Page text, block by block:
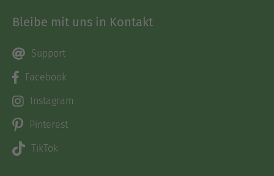
Bleibe mit uns in Kontakt
Support
Facebook
Instagram
Pinterest
TikTok